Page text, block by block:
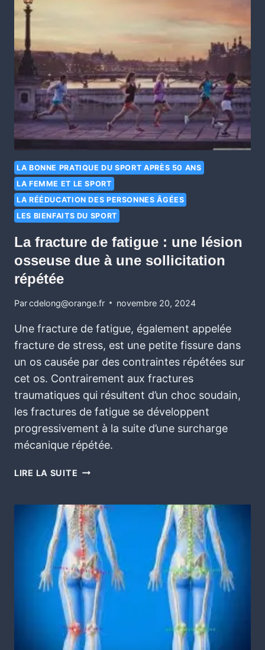
LA BONNE PRATIQUE DU SPORT APRÈS 50 ANS
LA FEMME ET LE SPORT
LA RÉÉDUCATION DES PERSONNES ÂGÉES
LES BIENFAITS DU SPORT
La fracture de fatigue : une lésion
osseuse due à une sollicitation
répétée
Parcdelong@orange.fr novembre 20, 2024
Une fracture de fatigue, également appelée
fracture de stress, est une petite fissure dans
un os causée par des contraintes répétées sur
cet os. Contrairement aux fractures
traumatiques qui résultent d’un choc soudain,
les fractures de fatigue se développent
progressivement à la suite d’une surcharge
mécanique répétée.
LIRE LA SUITE